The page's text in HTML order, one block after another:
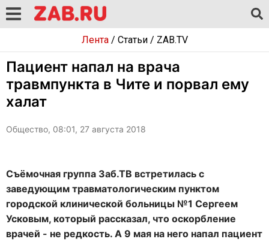
Лента/ Статьи/ ZAB.TV
Пациент напал на врача
травмпункта в Чите и порвал ему
халат
Общество, 08:01, 27 августа 2018
Съёмочная группа Заб.ТВ встретилась с
заведующим травматологическим пунктом
городской клинической больницы №1 Сергеем
Усковым, который рассказал, что оскорбление
врачей - не редкость. А 9 мая на него напал пациент